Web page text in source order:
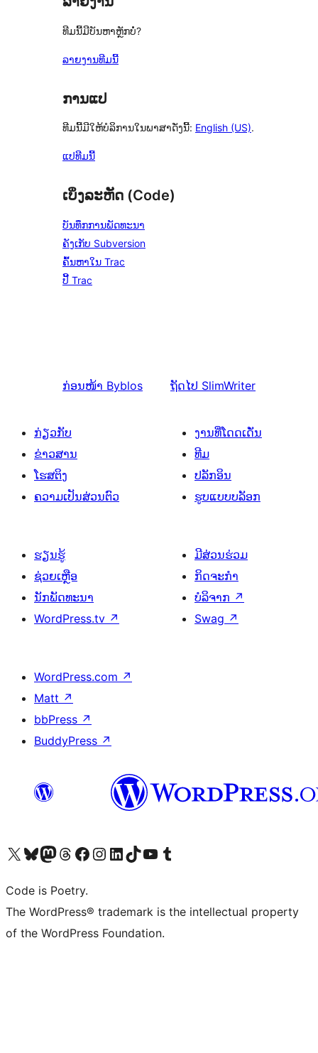
ທີມນີ້ມີບັນຫາຫຼັກບໍ່?
ລາຍງານທີມນີ້
ການແປ
ທີມນີ້ມີໃຫ້ບໍລິການໃນພາສາດັ່ງນີ້: English (US).
ແປທີມນີ້
ເບິ່ງລະຫັດ (Code)
ບັນທຶກການພັດທະນາ
ຄັງເກັບ Subversion
ຄົ້ນຫາໃນ Trac
ປີ້ Trac
ກ່ອນໜ້າ Byblos ຖັດໄປ SlimWriter
ກ່ຽວກັບ
ຂ່າວສານ
ໂຮສຕິງ
ຄວາມເປັນສ່ວນຕົວ
ງານທີ່ໂດດເດັ່ນ
ທີມ
ປລັກອິນ
ຮູບແບບບລັອກ
ຮຽນຮູ້
ຊ່ວຍເຫຼືອ
ນັກພັດທະນາ
WordPress.tv ↗
ມີສ່ວນຮ່ວມ
ກິດຈະກຳ
ບໍລິຈາກ ↗
Swag ↗
WordPress.com ↗
Matt ↗
bbPress ↗
BuddyPress ↗
ຢ້ຽມຊົມບັນຊີ X (ຊື່ເກົ່າ Twitter) ຂອງພວກເຮົາຢ້ຽມຊົມບັນຊີ Bluesky ຂອງພວກເຮົາຢ້ຽມຊົມບັນຊີ Mastodon ຂອງພວກເຮົາຢ້ຽມຊົມບັນຊີ Threads ຂອງພວກເຮົາຢ້ຽມຊົມໜ້າ Facebook ຂອງພວກເຮົາຢ້ຽມຊົມບັນຊີ Instagram ຂອງພວກເຮົາຢ້ຽມຊົມບັນຊີ LinkedIn ຂອງພວກເຮົາຢ້ຽມຊົມບັນຊີ TikTok ຂອງພວກເຮົາຢ້ຽມຊົມຊ່ອງ YouTube ຂອງພວກເຮົາຢ້ຽມຊົມບັນຊີ Tumblr ຂອງພວກເຮົາ
Code is Poetry.
The WordPress® trademark is the intellectual property
of the WordPress Foundation.